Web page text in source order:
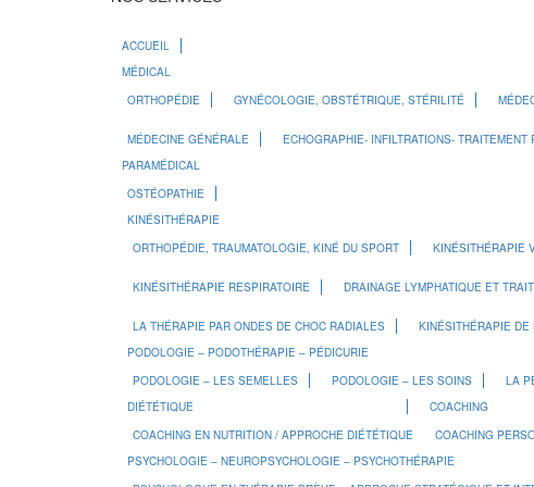
ACCUEIL
MÉDICAL
ORTHOPÉDIE
GYNÉCOLOGIE, OBSTÉTRIQUE, STÉRILITÉ
MÉDECINE GÉNÉRALE
ECHOGRAPHIE- INFILTRATIONS- TRAITEMENT
PARAMÉDICAL
OSTÉOPATHIE
KINÉSITHÉRAPIE
ORTHOPÉDIE, TRAUMATOLOGIE, KINÉ DU SPORT
KINÉSITHÉRAPIE
KINÉSITHÉRAPIE RESPIRATOIRE DRAINAGE LYMPHATIQUE ET
LA THÉRAPIE PAR ONDES DE CHOC RADIALES KINÉSITHÉRAPIE DE
PODOLOGIE – PODOTHÉRAPIE – PÉDICURIE
PODOLOGIE – LES SEMELLES
PODOLOGIE – LES SOINS LA
DIÉTÉTIQUE
COACHING EN NUTRITION / APPROCHE DIÉTÉTIQUE
COACHING
COACHING
PSYCHOLOGIE – NEUROPSYCHOLOGIE – PSYCHOTHÉRAPIE